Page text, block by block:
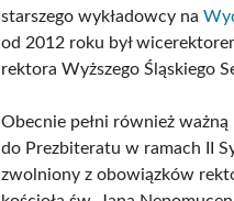
starszego wykładowcy na
od 2012 roku był
rektora Wyższego Śląskiego
Obecnie pełni również
do Prezbiteratu w ramach II
zwolniony z obowiązków